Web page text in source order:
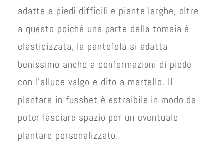
adatte a piedi difficili e piante larghe, oltre
a questo poiché una parte della tomaia è
elasticizzata, la pantofola si adatta
benissimo anche a conformazioni di piede
con l’alluce valgo e dito a martello. Il
plantare in fussbet è estraibile in modo da
poter lasciare spazio per un eventuale
plantare personalizzato.